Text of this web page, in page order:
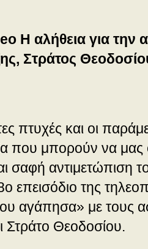
Η αλήθεια για την
Στράτος
πτυχές και οι
που μπορούν να μας
σαφή αντιμετώπιση
επεισόδιο της
αγάπησα» με τους
Στράτο Θεοδοσίου.